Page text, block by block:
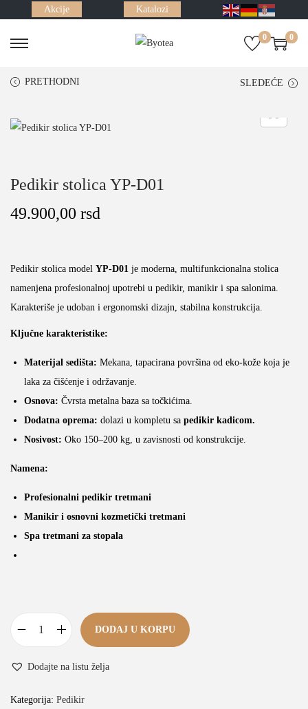
Akcije Katalozi
S
a
a
i
S
o
n
0 0
PRETHODNI SLEDEĆE
Pedikir stolica YP-D01
49.900,00 rsd
Pedikir stolica model YP-D01 je moderna, multifunkcionalna stolica
namenjena profesionalnoj upotrebi u pedikir, manikir i spa salonima.
Karakteriše je udoban i ergonomski dizajn, stabilna konstrukcija.
Ključne karakteristike:
Materijal sedišta: Mekana, tapacirana površina od eko-kože koja je
laka za čišćenje i održavanje.
Osnova: Čvrsta metalna baza sa točkićima.
Dodatna oprema: dolazi u kompletu sa pedikir kadicom.
Nosivost: Oko 150–200 kg, u zavisnosti od konstrukcije.
Namena:
Profesionalni pedikir tretmani
Manikir i osnovni kozmetički tretmani
Spa tretmani za stopala
i
DODAJ U KORPU
Dodajte na listu želja
Kategorija: Pedikir